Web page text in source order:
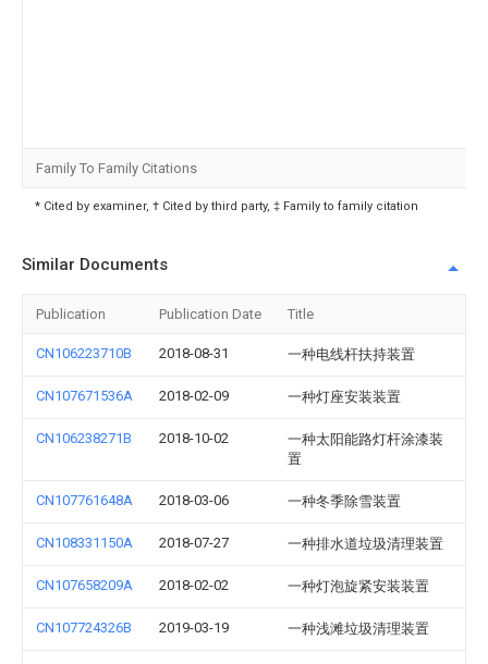
Family To Family Citations
* Cited by examiner, † Cited by third party, ‡ Family to family citation
Similar Documents
Publication Publication Date Title
CN106223710B 2018-08-31 一种电线杆扶持装置
CN107671536A 2018-02-09 一种灯座安装装置
CN106238271B 2018-10-02
一种太阳能路灯杆涂漆装
置
CN107761648A 2018-03-06 一种冬季除雪装置
CN108331150A 2018-07-27 一种排水道垃圾清理装置
CN107658209A 2018-02-02 一种灯泡旋紧安装装置
CN107724326B 2019-03-19 一种浅滩垃圾清理装置